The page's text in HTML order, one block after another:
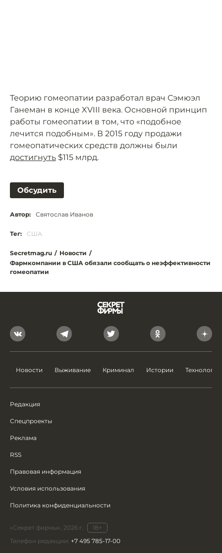
Теорию гомеопатии разработал врач Сэмюэл
Ганеман в конце XVIII века. Основной принцип
работы гомеопатии в том, что «подобное
лечится подобным». В 2015 году продажи
гомеопатических средств должны были
достигнуть $115 млрд.
Обсудить
Автор: Святослав Иванов
Тег: США
Secretmag.ru / Новости /
Фармкомпании в США обязали сообщать о неэффективности
гомеопатии
Новости Выживание Криминал Истории Технологии
Редакция
Спецпроекты
Реклама
RSS
Правовая информация
Условия использования
Политика конфиденциальности
«Секрет фирмы», 2026 г.
18+
Телефон редакции: +7 495 785-17-00